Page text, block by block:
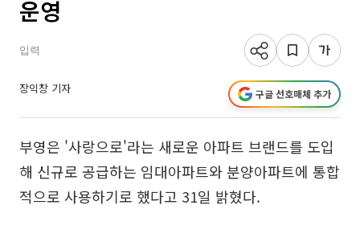
운영
입력
장익창 기자 구글 선호매체 추가
부영은 '사랑으로'라는 새로운 아파트 브랜드를 도입
해 신규로 공급하는 임대아파트와 분양아파트에 통합
적으로 사용하기로 했다고 31일 밝혔다.